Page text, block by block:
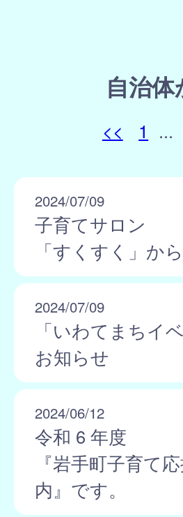
自治
<< 1 ...
2024/07/09
子育てサロン
「すくすく」か
2024/07/09
「いわてまちイ
お知らせ
2024/06/12
令和 6 年度
『岩手町子育て
内』です。